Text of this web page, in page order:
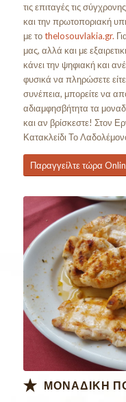
τις επιταγές τις
και την πρωτοποριακή
με τοthelosouvlakia.gr.
μας, αλλά και με
κάνει την ψηφιακή και
φυσικά να πληρώσετε
συνέπεια, μπορείτε να
αδιαμφησβήτητα τα
και αν βρίσκεστε! Στον
Κατακλείδι Το
Παραγγείλτε τώρα
ΜΟΝΑΔΙΚΗ